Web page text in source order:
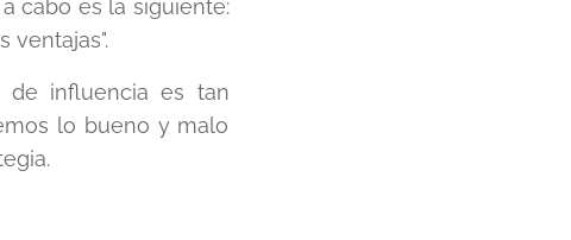
cabo es la siguiente:
ventajas".
de influencia es tan
lo bueno y malo